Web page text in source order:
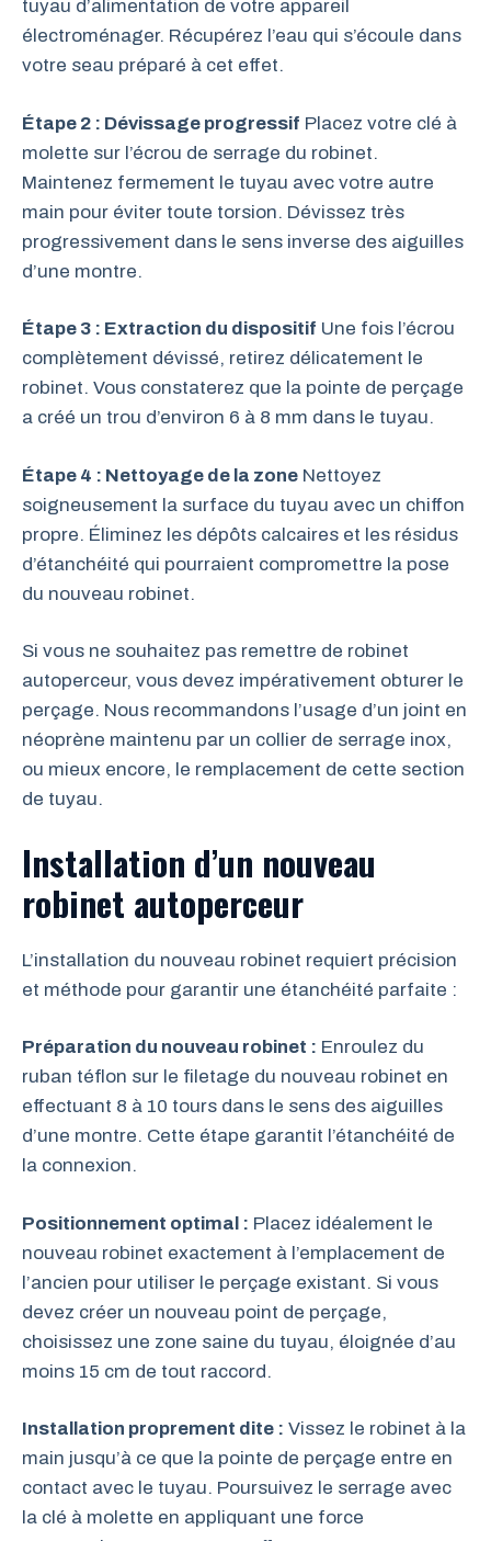
tuyau d’alimentation de votre appareil
électroménager. Récupérez l’eau qui s’écoule dans
votre seau préparé à cet effet.
Étape 2 : Dévissage progressif Placez votre clé à
molette sur l’écrou de serrage du robinet.
Maintenez fermement le tuyau avec votre autre
main pour éviter toute torsion. Dévissez très
progressivement dans le sens inverse des aiguilles
d’une montre.
Étape 3 : Extraction du dispositif Une fois l’écrou
complètement dévissé, retirez délicatement le
robinet. Vous constaterez que la pointe de perçage
a créé un trou d’environ 6 à 8 mm dans le tuyau.
Étape 4 : Nettoyage de la zone Nettoyez
soigneusement la surface du tuyau avec un chiffon
propre. Éliminez les dépôts calcaires et les résidus
d’étanchéité qui pourraient compromettre la pose
du nouveau robinet.
Si vous ne souhaitez pas remettre de robinet
autoperceur, vous devez impérativement obturer le
perçage. Nous recommandons l’usage d’un joint en
néoprène maintenu par un collier de serrage inox,
ou mieux encore, le remplacement de cette section
de tuyau.
Installation d’un nouveau
robinet autoperceur
L’installation du nouveau robinet requiert précision
et méthode pour garantir une étanchéité parfaite :
Préparation du nouveau robinet : Enroulez du
ruban téflon sur le filetage du nouveau robinet en
effectuant 8 à 10 tours dans le sens des aiguilles
d’une montre. Cette étape garantit l’étanchéité de
la connexion.
Positionnement optimal : Placez idéalement le
nouveau robinet exactement à l’emplacement de
l’ancien pour utiliser le perçage existant. Si vous
devez créer un nouveau point de perçage,
choisissez une zone saine du tuyau, éloignée d’au
moins 15 cm de tout raccord.
Installation proprement dite : Vissez le robinet à la
main jusqu’à ce que la pointe de perçage entre en
contact avec le tuyau. Poursuivez le serrage avec
la clé à molette en appliquant une force